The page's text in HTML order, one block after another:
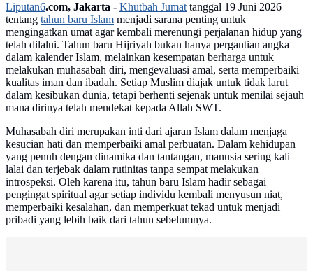
Liputan6.com, Jakarta - Khutbah Jumattanggal 19 Juni 2026
tentang tahun baru Islam menjadi sarana penting untuk
mengingatkan umat agar kembali merenungi perjalanan hidup yang
telah dilalui. Tahun baru Hijriyah bukan hanya pergantian angka
dalam kalender Islam, melainkan kesempatan berharga untuk
melakukan muhasabah diri, mengevaluasi amal, serta memperbaiki
kualitas iman dan ibadah. Setiap Muslim diajak untuk tidak larut
dalam kesibukan dunia, tetapi berhenti sejenak untuk menilai sejauh
mana dirinya telah mendekat kepada Allah SWT.
Muhasabah diri merupakan inti dari ajaran Islam dalam menjaga
kesucian hati dan memperbaiki amal perbuatan. Dalam kehidupan
yang penuh dengan dinamika dan tantangan, manusia sering kali
lalai dan terjebak dalam rutinitas tanpa sempat melakukan
introspeksi. Oleh karena itu, tahun baru Islam hadir sebagai
pengingat spiritual agar setiap individu kembali menyusun niat,
memperbaiki kesalahan, dan memperkuat tekad untuk menjadi
pribadi yang lebih baik dari tahun sebelumnya.